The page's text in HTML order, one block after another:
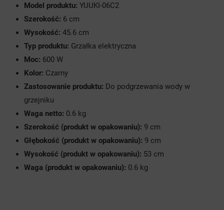
Model produktu: YUUKI-06C2
Szerokość: 6 cm
Wysokość: 45.6 cm
Typ produktu: Grzałka elektryczna
Moc: 600 W
Kolor: Czarny
Zastosowanie produktu: Do podgrzewania wody w
grzejniku
Waga netto: 0.6 kg
Szerokość (produkt w opakowaniu): 9 cm
Głębokość (produkt w opakowaniu): 9 cm
Wysokość (produkt w opakowaniu): 53 cm
Waga (produkt w opakowaniu): 0.6 kg